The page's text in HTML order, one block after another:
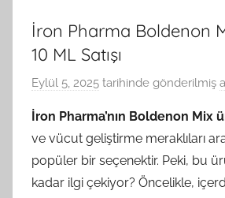
İron Pharma Boldenon
10 ML Satışı
Eylül 5, 2025 tarihinde gönderilmiş
İron Pharma’nın Boldenon Mix
ve vücut geliştirme meraklıları
popüler bir seçenektir. Peki, bu
kadar ilgi çekiyor? Öncelikle,